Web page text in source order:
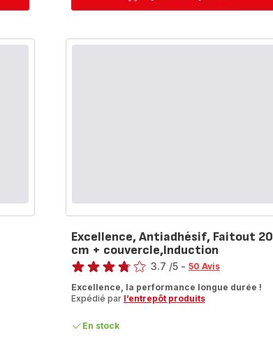
Excellence, Antiadhésif, Faitout 20
cm + couvercle,Induction
Note
3.7 /5 - 50 Avis
Excellence, la performance longue durée !
Expédié par l’entrepôt produits
En stock